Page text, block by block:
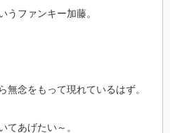
うファンキー加藤。
無念をもって現れているはず。
てあげたい～。